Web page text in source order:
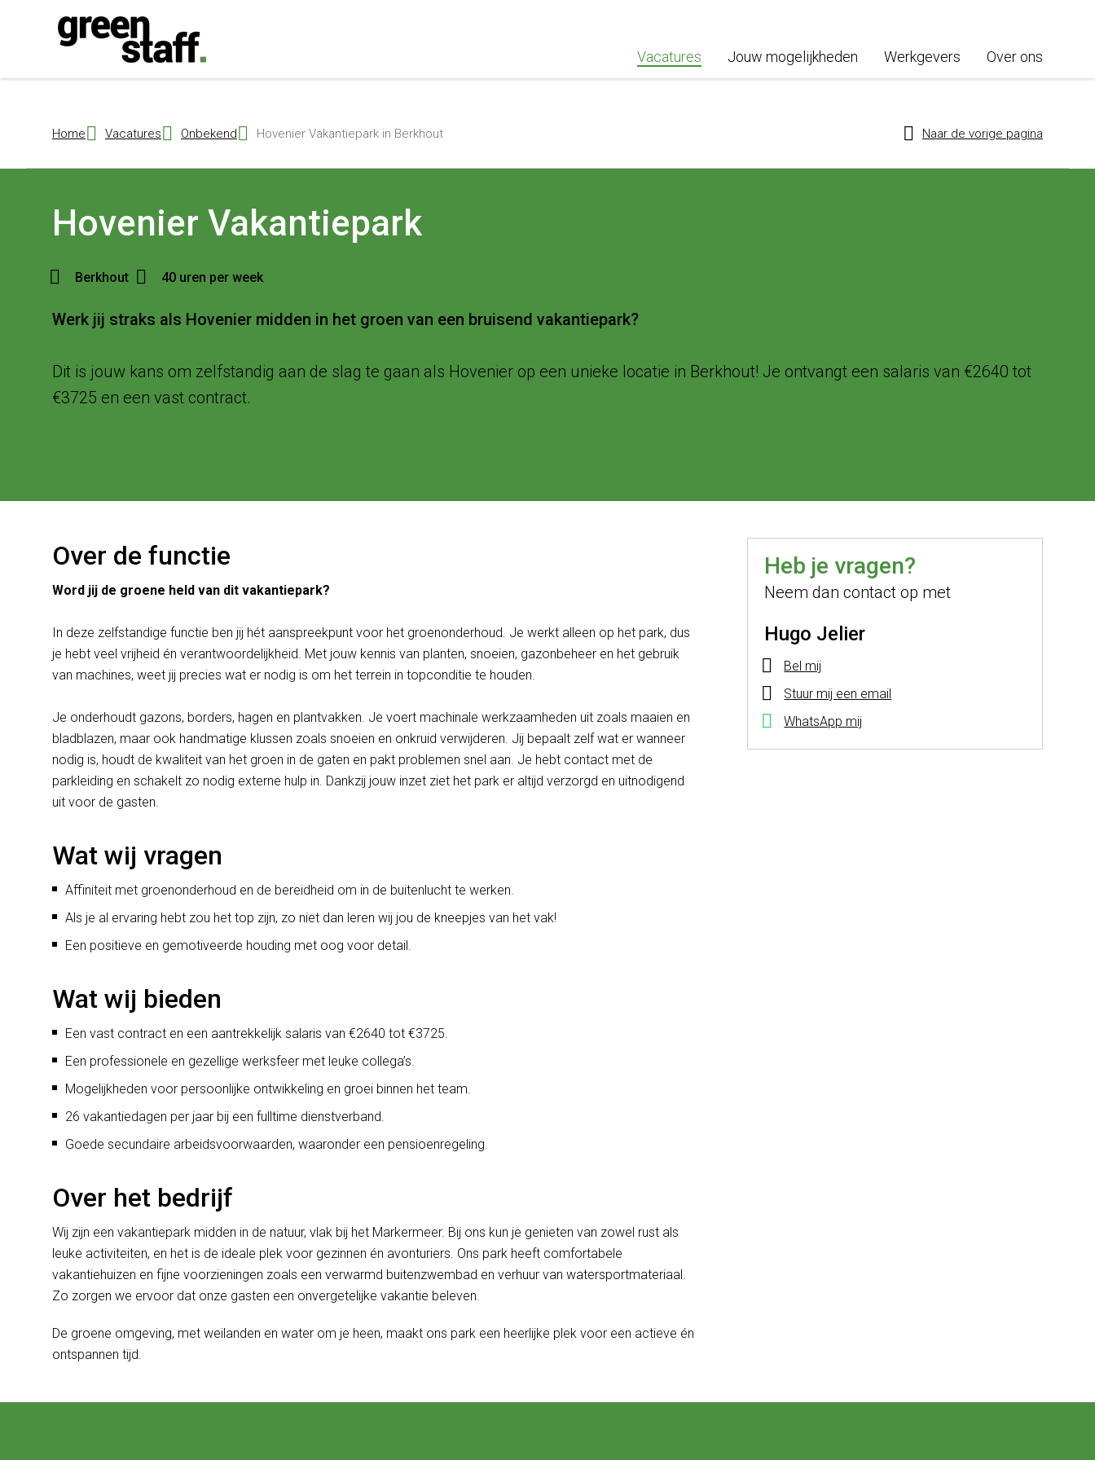
Vacatures Jouw mogelijkheden Werkgevers Over ons
Home Vacatures Onbekend Hovenier Vakantiepark in Berkhout Naar de vorige pagina
Hovenier Vakantiepark
Berkhout 40 uren per week
Werk jij straks als Hovenier midden in het groen van een bruisend vakantiepark?
Dit is jouw kans om zelfstandig aan de slag te gaan als Hovenier op een unieke locatie in Berkhout! Je ontvangt een salaris van €2640 tot
€3725 en een vast contract.
Over de functie
Word jij de groene held van dit vakantiepark?
In deze zelfstandige functie ben jij hét aanspreekpunt voor het groenonderhoud. Je werkt alleen op het park, dus
je hebt veel vrijheid én verantwoordelijkheid. Met jouw kennis van planten, snoeien, gazonbeheer en het gebruik
van machines, weet jij precies wat er nodig is om het terrein in topconditie te houden.
Je onderhoudt gazons, borders, hagen en plantvakken. Je voert machinale werkzaamheden uit zoals maaien en
bladblazen, maar ook handmatige klussen zoals snoeien en onkruid verwijderen. Jij bepaalt zelf wat er wanneer
nodig is, houdt de kwaliteit van het groen in de gaten en pakt problemen snel aan. Je hebt contact met de
parkleiding en schakelt zo nodig externe hulp in. Dankzij jouw inzet ziet het park er altijd verzorgd en uitnodigend
uit voor de gasten.
Wat wij vragen
Affiniteit met groenonderhoud en de bereidheid om in de buitenlucht te werken.
Als je al ervaring hebt zou het top zijn, zo niet dan leren wij jou de kneepjes van het vak!
Een positieve en gemotiveerde houding met oog voor detail.
Wat wij bieden
Een vast contract en een aantrekkelijk salaris van €2640 tot €3725.
Een professionele en gezellige werksfeer met leuke collega’s.
Mogelijkheden voor persoonlijke ontwikkeling en groei binnen het team.
26 vakantiedagen per jaar bij een fulltime dienstverband.
Goede secundaire arbeidsvoorwaarden, waaronder een pensioenregeling.
Over het bedrijf
Wij zijn een vakantiepark midden in de natuur, vlak bij het Markermeer. Bij ons kun je genieten van zowel rust als
leuke activiteiten, en het is de ideale plek voor gezinnen én avonturiers. Ons park heeft comfortabele
vakantiehuizen en fijne voorzieningen zoals een verwarmd buitenzwembad en verhuur van watersportmateriaal.
Zo zorgen we ervoor dat onze gasten een onvergetelijke vakantie beleven.
De groene omgeving, met weilanden en water om je heen, maakt ons park een heerlijke plek voor een actieve én
ontspannen tijd.
Heb je vragen?
Neem dan contact op met
Hugo Jelier
Bel mij
Stuur mij een email
WhatsApp mij